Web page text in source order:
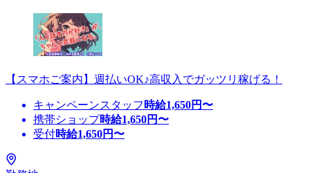
【スマホご案内】週払いOK♪高収入でガッツリ稼げる！
キャンペーンスタッフ 時給1,650円〜
携帯ショップ時給1,650円〜
受付時給1,650円〜